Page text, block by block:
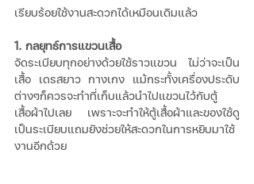
เรียบร้อยใช้งานสะดวกได้เหมือนเดิมแล้ว
1. กลยุทธ์การแขวนเสื้อ
จัดระเบียบทุกอย่างด้วยใช้ราวแขวน ไม่ว่าจะเป็น
เสื้อ เดรสยาว กางเกง แม้กระทั้งเครื่องประดับ
ต่างๆก็ควรจะทำที่เก็บแล้วนำไปแขวนไว้กับตู้
เสื้อผ้าไปเลย เพราะจะทำให้ตู้เสื้อผ้าและของใช้ดู
เป็นระเบียบแถมยังช่วยให้สะดวกในการหยิบมาใช้
งานอีกด้วย